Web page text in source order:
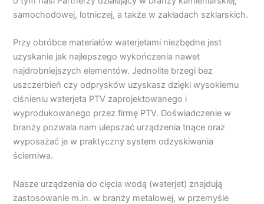
samochodowej, lotniczej, a także w zakładach szklarskich.
Przy obróbce materiałów waterjetami niezbędne jest
uzyskanie jak najlepszego wykończenia nawet
najdrobniejszych elementów. Jednolite brzegi bez
uszczerbień czy odprysków uzyskasz dzięki wysokiemu
ciśnieniu waterjeta PTV zaprojektowanego i
wyprodukowanego przez firmę PTV. Doświadczenie w
branży pozwala nam ulepszać urządzenia tnące oraz
wyposażać je w praktyczny system odzyskiwania
ścierniwa.
Nasze urządzenia do cięcia wodą (waterjet) znajdują
zastosowanie m.in. w branży metalowej, w przemyśle